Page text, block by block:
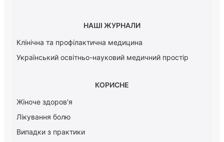
НАШІ ЖУРНАЛИ
Клінічна та профілактична медицина
Український освітньо-науковий медичний простір
КОРИСНЕ
Жіноче здоров'я
Лікування болю
Випадки з практики